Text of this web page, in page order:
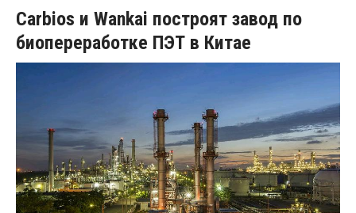
Carbios и Wankai построят завод по
биопереработке ПЭТ в Китае